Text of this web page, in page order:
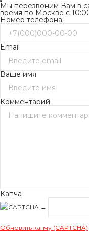
Мы перезвоним Вам в
время по Москве с
Номер телефона
Email
Ваше имя
Комментарий
Капча
→
Обновить капчу (CAPTCHA)